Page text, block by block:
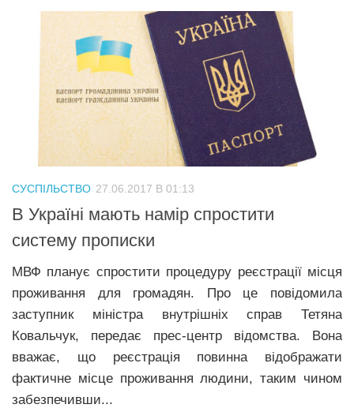
СУСПІЛЬСТВО 27.06.2017 В 01:13
В Україні мають намір спростити
систему прописки
МВФ планує спростити процедуру реєстрації місця
проживання для громадян. Про це повідомила
заступник міністра внутрішніх справ Тетяна
Ковальчук, передає прес-центр відомства. Вона
вважає, що реєстрація повинна відображати
фактичне місце проживання людини, таким чином
забезпечивши...